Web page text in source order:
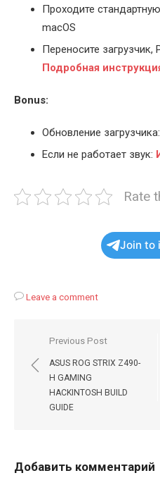
Проходите
macOS
Переносите загрузчик,
Подробная
Bonus:
Обновление загрузчика:
Если не работает звук:
Rate
Join to
Leave a comment
Навигация
по
записям
Previous Post
ASUS ROG STRIX Z490-
H GAMING
HACKINTOSH BUILD
GUIDE
Добавить комментарий